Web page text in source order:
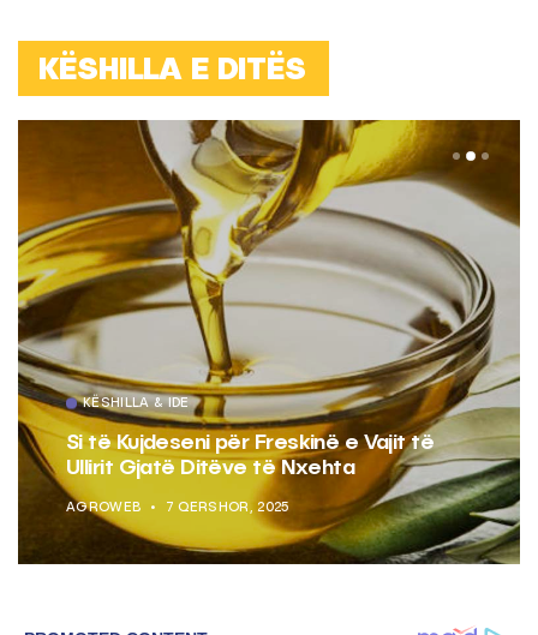
KËSHILLA E DITËS
KËSHILLA & IDE
Si të Kujdeseni për Freskinë e Vajit të
Ullirit Gjatë Ditëve të Nxehta
AGROWEB 7 QERSHOR, 2025